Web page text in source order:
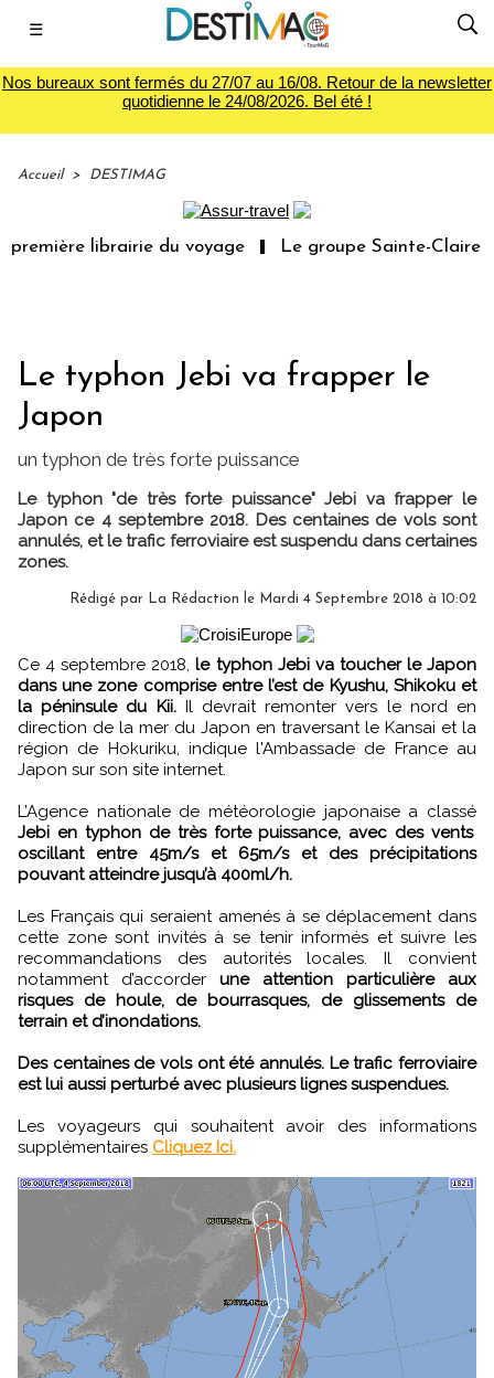
☰
Nos bureaux sont fermés du 27/07 au 16/08. Retour de la newsletter
quotidienne le 24/08/2026. Bel été !
Accueil > DESTIMAG
librairie du voyage Le groupe Sainte-Claire
Le typhon Jebi va frapper le
Japon
un typhon de très forte puissance
Le typhon "de très forte puissance" Jebi va frapper le
Japon ce 4 septembre 2018. Des centaines de vols sont
annulés, et le trafic ferroviaire est suspendu dans certaines
zones.
Rédigé par La Rédaction le Mardi 4 Septembre 2018 à 10:02
Ce 4 septembre 2018, le typhon Jebi va toucher le Japon
dans une zone comprise entre l’est de Kyushu, Shikoku et
la péninsule du Kii.Il devrait remonter vers le nord en
direction de la mer du Japon en traversant le Kansai et la
région de Hokuriku, indique l'Ambassade de France au
Japon sur son site internet.
L’Agence nationale de météorologie japonaise a classé
Jebi en typhon de très forte puissance, avec des vents
oscillant entre 45m/s et 65m/s et des précipitations
pouvant atteindre jusqu’à 400ml/h.
Les Français qui seraient amenés à se déplacement dans
cette zone sont invités à se tenir informés et suivre les
recommandations des autorités locales. Il convient
notamment d’accorder une attention particulière aux
risques de houle, de bourrasques, de glissements de
terrain et d’inondations.
Des centaines de vols ont été annulés. Le trafic ferroviaire
est lui aussi perturbé avec plusieurs lignes suspendues.
Les voyageurs qui souhaitent avoir des informations
supplémentaires Cliquez Ici.